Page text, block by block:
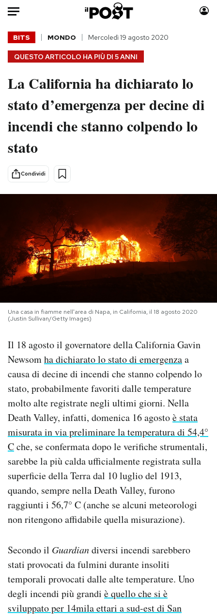
Auto
HOME
Italia
Politica
Tecnologia
Scienza
Cultura
Economia
Sport
Moda
Consumismi
Storie/Idee
Ok Boomer!
Mondiali calcio 2026
PODCAST
NEWSLETTER
I MIEI PREFERITI
CALENDARIO
AREA PERSONALE
Area Personale
Newsletter
Notifiche mobile
Hai bisogno di aiuto?
Esci
QUESTO ARTICOLO HA PIÙ DI 5 ANNI
BITS MONDO Mercoledì 19 agosto 2020
La California ha dichiarato lo
stato d’emergenza per decine di
incendi che stanno colpendo lo
stato
Condividi
Una casa in fiamme nell'area di Napa, in California, il 18 agosto 2020
(Justin Sullivan/Getty Images)
Il 18 agosto il governatore della California Gavin
Newsomha dichiarato lo stato di emergenzaa
causa di decine di incendi che stanno colpendo lo
stato, probabilmente favoriti dalle temperature
molto alte registrate negli ultimi giorni. Nella
Death Valley, infatti, domenica 16 agostoè stata
misurata in via preliminare la temperatura di 54,4°
Cche, se confermata dopo le verifiche strumentali,
sarebbe la più calda ufficialmente registrata sulla
superficie della Terra dal 10 luglio del 1913,
quando, sempre nella Death Valley, furono
raggiunti i 56,7° C (anche se alcuni meteorologi
non ritengono affidabile quella misurazione).
Secondo il Guardiandiversi incendi sarebbero
stati provocati da fulmini durante insoliti
temporali provocati dalle alte temperature. Uno
degli incendi più grandi è quello che si è
sviluppato per 14mila ettari a sud-est di San